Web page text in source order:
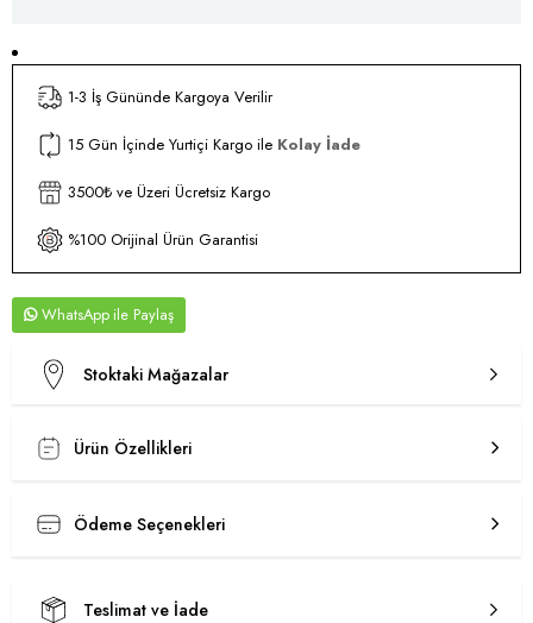
1-3 İş Gününde Kargoya Verilir
15 Gün İçinde Yurtiçi Kargo ile Kolay İade
3500₺ ve Üzeri Ücretsiz Kargo
%100 Orijinal Ürün Garantisi
WhatsApp
Stoktaki Mağazalar
Ürün Özellikleri
Ödeme Seçenekleri
Teslimat ve İade